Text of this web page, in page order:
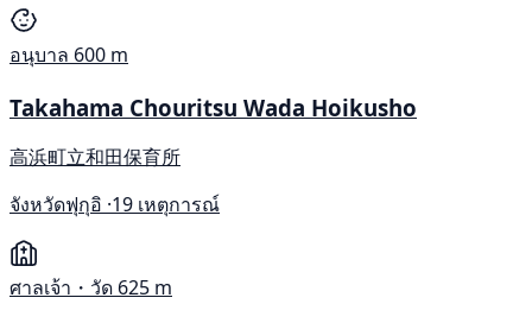
อนุบาล 600 m
Takahama Chouritsu Wada Hoikusho
高浜町立和田保育所
จังหวัดฟุกุอิ ·19 เหตุการณ์
ศาลเจ้า・วัด 625 m